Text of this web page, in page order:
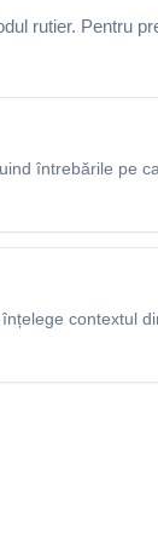
rutier. Pentru
întrebările pe
contextul